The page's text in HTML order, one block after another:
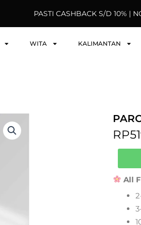
PASTI CASHBACK S/D 10% |
WITA KALIMANTAN
RP
All